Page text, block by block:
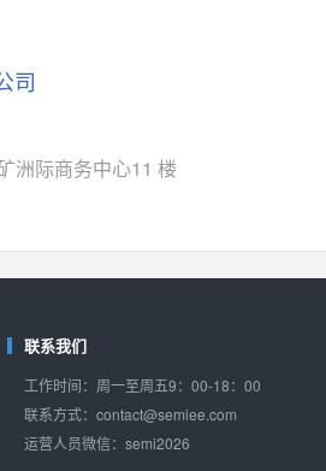
对比
对比
SGM7232
SGM48753
相同功能 相似度 35%
WAS4759QB
相同功能 相似度 34%
司
洲际商务中心11 楼
联系我们
工作时间：周一至周五9：00-18：00
联系方式：contact@semiee.com
运营人员微信：semi2026